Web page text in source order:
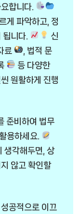
합니다.
게 파악하고, 정
니다.
신
료
, 법적 문
등 다양한
원활하게 진행
준비하여 법무
용하세요.
생각해두면, 상
않고 확인할
공적으로 이끄